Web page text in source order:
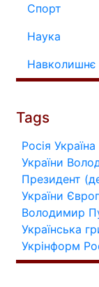
Спорт
Наука
Tags
Росія Україна
України
Президент
України
Володимир
Українська
Укрінформ